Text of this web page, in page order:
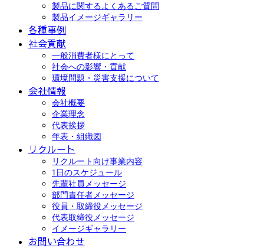
製品に関するよくあるご質問
製品イメージギャラリー
各種事例
社会貢献
一般消費者様にとって
社会への影響・貢献
環境問題・災害支援について
会社情報
会社概要
企業理念
代表挨拶
年表・組織図
リクルート
リクルート向け事業内容
1日のスケジュール
先輩社員メッセージ
部門責任者メッセージ
役員・取締役メッセージ
代表取締役メッセージ
イメージギャラリー
お問い合わせ